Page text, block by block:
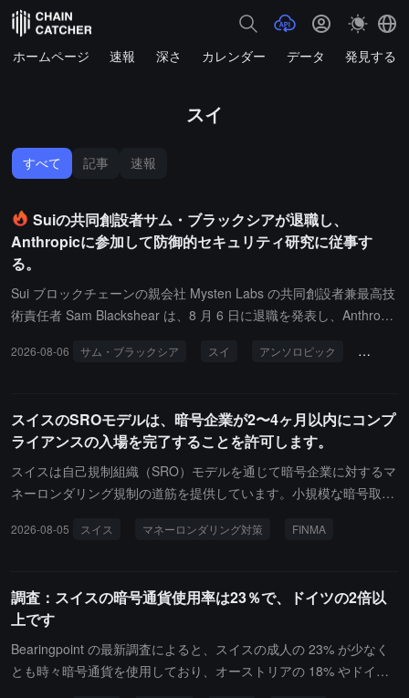
ホームページ 速報 深さ カレンダー データ 発見する
スイ
すべて 記事 速報
Suiの共同創設者サム・ブラックシアが退職し、
Anthropicに参加して防御的セキュリティ研究に従事す
る。
Sui ブロックチェーンの親会社 Mysten Labs の共同創設者兼最高技
術責任者 Sam Blackshear は、8 月 6 日に退職を発表し、Anthropic
彼は、ネットワーク攻防の力関係が大きく変化している現在、この
り Move 言語の開発に取り組んできたことを振り返り、今後も準備
中の Move Foundation に参加し、退職後も Mysten Labs および S
ui エコシステムの構築者としての顧問の地位を維持することを明ら
かにしました。同時に、以前 Apple と Meta の技術チームを率いて
と研究開発の方向性を引き継ぐことになります。
2026-08-06 サム・ブラックシア スイ アンソロピック 防御的
スイスのSROモデルは、暗号企業が2〜4ヶ月以内にコンプ
ライアンスの入場を完了することを許可します。
スイスは自己規制組織（SRO）モデルを通じて暗号企業に対するマ
ネーロンダリング規制の道筋を提供しています。小規模な暗号取引
金融市場監督局（FINMA）の認可フレームワークの下でSROに参加
払いトークンの発行などの金融仲介活動を行う際には、FINMAの完
全なライセンスを取得するか、SROに参加する必要があります。V
QF、PolyReg、ARIF、SO-FITは大多数の暗号活動を監督してお
り、企業がビジネスプラン、組織構造、マネーロンダリング対策を
2026-08-05 スイス マネーロンダリング対策 FINMA
調査：スイスの暗号通貨使用率は23％で、ドイツの2倍以
上です
Bearingpoint の最新調査によると、スイスの成人の 23% が少なく
とも時々暗号通貨を使用しており、オーストリアの 18% やドイツ